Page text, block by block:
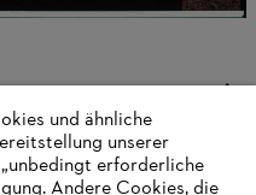
und ähnliche
unserer
erforderliche
Andere Cookies, die